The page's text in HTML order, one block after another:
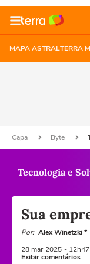
MAPA ASTRALTERRA
Capa Byte
Tecnologia e
Sua
Por: Alex Winetzki *
28 mar 2025 - 12h47
Exibir comentários